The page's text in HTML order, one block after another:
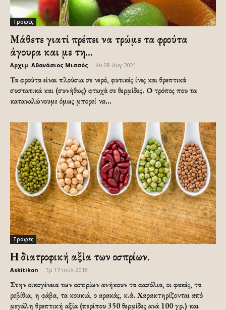
Τροφές
Μάθετε γιατί πρέπει να τρώμε τα φρούτα
άγουρα και με τη...
Αρχιμ. Αθανάσιος Μισσός Κυ 08-Αυγ-2021
Τα φρούτα είναι πλούσια σε νερό, φυτικές ίνες και θρεπτικά
συστατικά και (συνήθως) φτωχά σε θερμίδες. Ο τρόπος που τα
καταναλώνουμε όμως μπορεί να...
Τροφές
Η διατροφική αξία των οσπρίων.
Askitikon Τρ 17-Ιούλ-2018
Στην οικογένεια των οσπρίων ανήκουν τα φασόλια, οι φακές, τα
ρεβίθια, η φάβα, τα κουκιά, ο αρακάς, κ.ά. Χαρακτηρίζονται από
μεγάλη θρεπτική αξία (περίπου 350 θερμίδες ανά 100 γρ.) και